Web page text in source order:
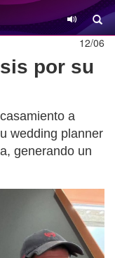
12/06
por su
a
wedding planner
generando un